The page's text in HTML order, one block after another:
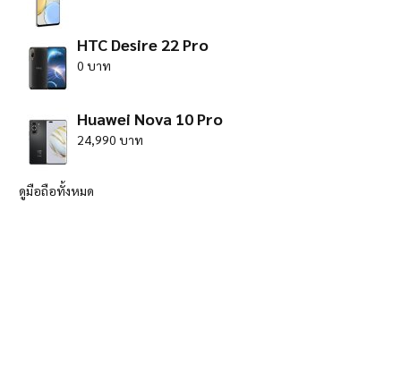
HTC Desire 22 Pro
0 บาท
Huawei Nova 10 Pro
24,990 บาท
ดูมือถือทั้งหมด